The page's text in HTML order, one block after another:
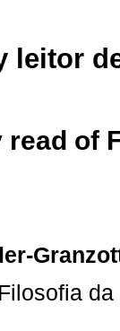
leitor
read of